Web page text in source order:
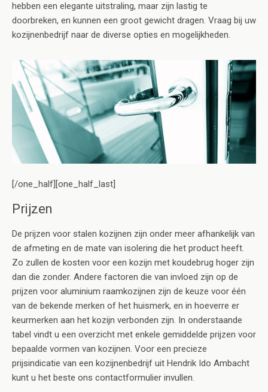
hebben een elegante uitstraling, maar zijn lastig te
doorbreken, en kunnen een groot gewicht dragen. Vraag bij uw
kozijnenbedrijf naar de diverse opties en mogelijkheden.
[/one_half][one_half_last]
Prijzen
De prijzen voor stalen kozijnen zijn onder meer afhankelijk van
de afmeting en de mate van isolering die het product heeft.
Zo zullen de kosten voor een kozijn met koudebrug hoger zijn
dan die zonder. Andere factoren die van invloed zijn op de
prijzen voor aluminium raamkozijnen zijn de keuze voor één
van de bekende merken of het huismerk, en in hoeverre er
keurmerken aan het kozijn verbonden zijn. In onderstaande
tabel vindt u een overzicht met enkele gemiddelde prijzen voor
bepaalde vormen van kozijnen. Voor een precieze
prijsindicatie van een kozijnenbedrijf uit Hendrik Ido Ambacht
kunt u het beste ons contactformulier invullen.